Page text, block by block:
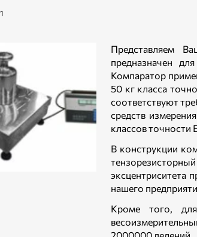
Представляем
предназначен
Компаратор
50 кг класса
соответствуют
средств
классов точности
В конструкции
эксцентриситета
нашего
Кроме того,